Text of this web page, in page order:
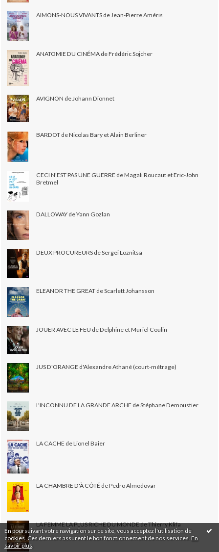
En poursuivant votre navigation sur ce site, vous acceptez l'utilisation de
cookies. Ces derniers assurent le bon fonctionnement de nos services. En
savoir plus
AIMONS-NOUS VIVANTS de Jean-Pierre Améris
ANATOMIE DU CINÉMA de Frédéric Sojcher
AVIGNON de Johann Dionnet
BARDOT de Nicolas Bary et Alain Berliner
CECI N'EST PAS UNE GUERRE de Magali Roucaut et Eric-John
Bretmel
DALLOWAY de Yann Gozlan
DEUX PROCUREURS de Sergei Loznitsa
ELEANOR THE GREAT de Scarlett Johansson
JOUER AVEC LE FEU de Delphine et Muriel Coulin
JUS D'ORANGE d'Alexandre Athané (court-métrage)
L'INCONNU DE LA GRANDE ARCHE de Stéphane Demoustier
LA CACHE de Lionel Baier
LA CHAMBRE D'À CÔTÉ de Pedro Almodovar
LA FEMME LA PLUS RICHE DU MONDE de Thierry Klifa